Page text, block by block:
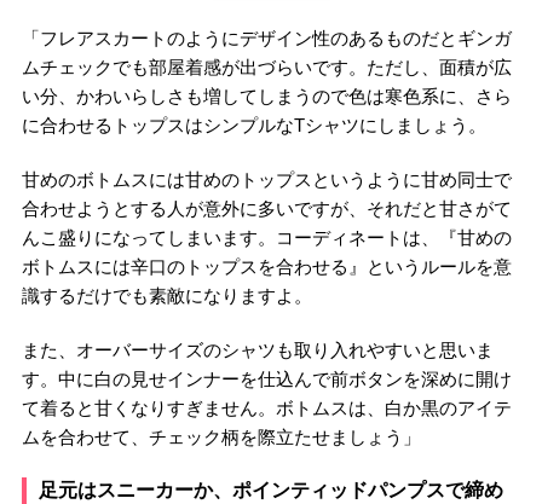
「フレアスカートのようにデザイン性のあるものだとギンガ
ムチェックでも部屋着感が出づらいです。ただし、面積が広
い分、かわいらしさも増してしまうので色は寒色系に、さら
に合わせるトップスはシンプルなTシャツにしましょう。
甘めのボトムスには甘めのトップスというように甘め同士で
合わせようとする人が意外に多いですが、それだと甘さがて
んこ盛りになってしまいます。コーディネートは、『甘めの
ボトムスには辛口のトップスを合わせる』というルールを意
識するだけでも素敵になりますよ。
また、オーバーサイズのシャツも取り入れやすいと思いま
す。中に白の見せインナーを仕込んで前ボタンを深めに開け
て着ると甘くなりすぎません。ボトムスは、白か黒のアイテ
ムを合わせて、チェック柄を際立たせましょう」
足元はスニーカーか、ポインティッドパンプスで締め